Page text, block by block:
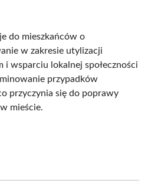
do mieszkańców o
w zakresie utylizacji
i wsparciu lokalnej społeczności
przypadków
przyczynia się do poprawy
mieście.